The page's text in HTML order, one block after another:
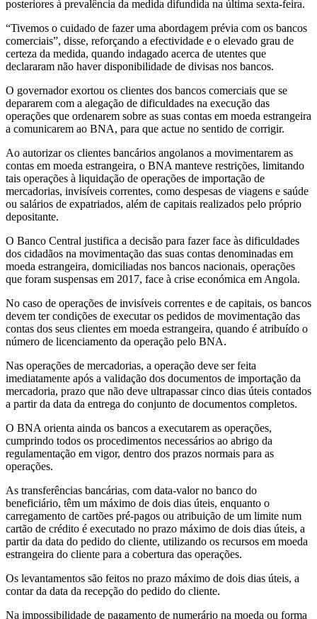
posteriores à prevalência da medida difundida na última sexta-feira.
“Tivemos o cuidado de fazer uma abordagem prévia com os bancos
comerciais”, disse, reforçando a efectividade e o elevado grau de
certeza da medida, quando indagado acerca de utentes que
declararam não haver disponibilidade de divisas nos bancos.
O governador exortou os clientes dos bancos comerciais que se
depararem com a alegação de dificuldades na execução das
operações que ordenarem sobre as suas contas em moeda estrangeira
a comunicarem ao BNA, para que actue no sentido de corrigir.
Ao autorizar os clientes bancários angolanos a movimentarem as
contas em moeda estrangeira, o BNA manteve restrições, limitando
tais operações à liquidação de operações de importação de
mercadorias, invisíveis correntes, como despesas de viagens e saúde
ou salários de expatriados, além de capitais realizados pelo próprio
depositante.
O Banco Central justifica a decisão para fazer face às dificuldades
dos cidadãos na movimentação das suas contas denominadas em
moeda estrangeira, domiciliadas nos bancos nacionais, operações
que foram suspensas em 2017, face à crise económica em Angola.
No caso de operações de invisíveis correntes e de capitais, os bancos
devem ter condições de executar os pedidos de movimentação das
contas dos seus clientes em moeda estrangeira, quando é atribuído o
número de licenciamento da operação pelo BNA.
Nas operações de mercadorias, a operação deve ser feita
imediatamente após a validação dos documentos de importação da
mercadoria, prazo que não deve ultrapassar cinco dias úteis contados
a partir da data da entrega do conjunto de documentos completos.
O BNA orienta ainda os bancos a executarem as operações,
cumprindo todos os procedimentos necessários ao abrigo da
regulamentação em vigor, dentro dos prazos normais para as
operações.
As transferências bancárias, com data-valor no banco do
beneficiário, têm um máximo de dois dias úteis, enquanto o
carregamento de cartões pré-pagos ou atribuição de um limite num
cartão de crédito é executado no prazo máximo de dois dias úteis, a
partir da data do pedido do cliente, utilizando os recursos em moeda
estrangeira do cliente para a cobertura das operações.
Os levantamentos são feitos no prazo máximo de dois dias úteis, a
contar da data da recepção do pedido do cliente.
Na impossibilidade de pagamento de numerário na moeda ou forma